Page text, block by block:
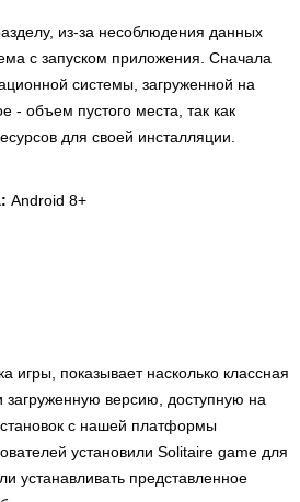
из-за несоблюдения данных
с запуском приложения. Сначала
системы, загруженной на
- объем пустого места, так как
для своей инсталляции.
Android 8+
игры, показывает насколько классная
загруженную версию, доступную на
с нашей платформы
установили Solitaire game для
устанавливать представленное